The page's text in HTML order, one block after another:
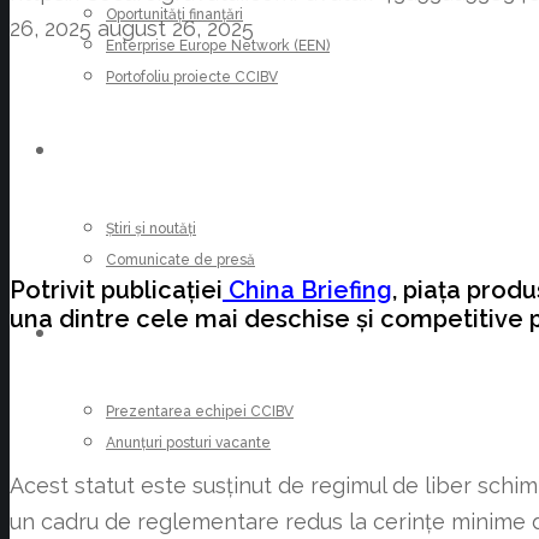
Oportunități finanțări
Enterprise Europe Network (EEN)
Portofoliu proiecte CCIBV
Știri și noutăți
Comunicate de presă
Prezentarea echipei CCIBV
Anunțuri posturi vacante
26, 2025 august 26, 2025
Potrivit publicației China Briefing, piața
una dintre cele mai deschise și competitive
Acest statut este susținut de regimul de liber
un cadru de reglementare redus la cerințe